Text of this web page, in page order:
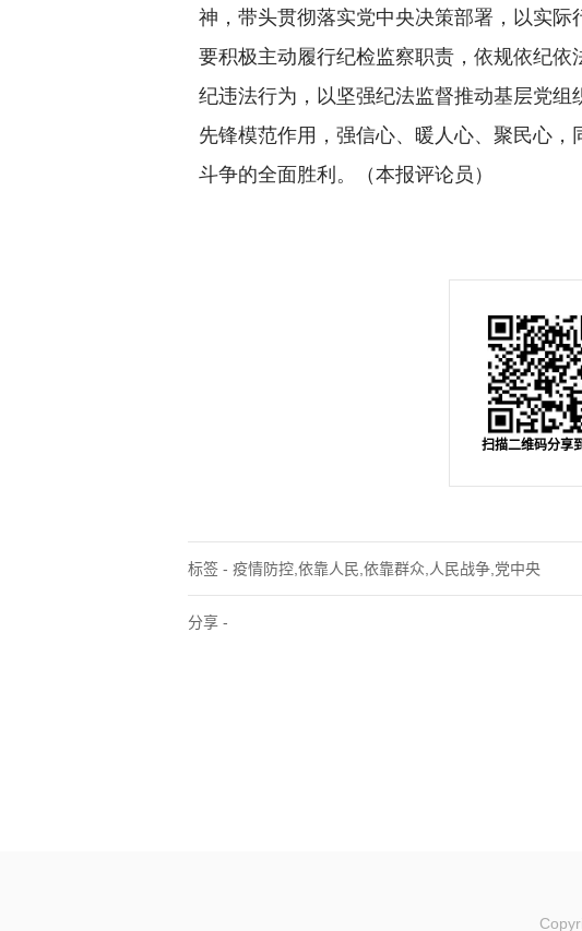
神，带头贯彻落实党中央决策部署，以实际
要积极主动履行纪检监察职责，依规依纪
纪违法行为，以坚强纪法监督推动基层党
先锋模范作用，强信心、暖人心、聚民心
斗争的全面胜利。（本报评论员）
扫描二维码分享
标签 - 疫情防控,依靠人民,依靠群众,人民战争,党中央
分享 -